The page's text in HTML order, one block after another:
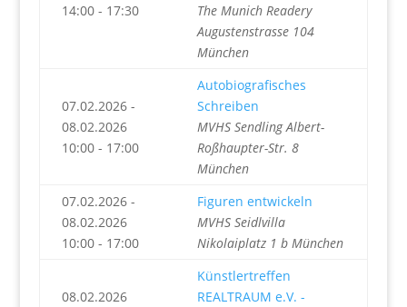
14:00 - 17:30
The Munich Readery
Augustenstrasse 104
München
07.02.2026 -
08.02.2026
10:00 - 17:00
Autobiografisches
Schreiben
MVHS Sendling Albert-
Roßhaupter-Str. 8
München
07.02.2026 -
08.02.2026
10:00 - 17:00
Figuren entwickeln
MVHS Seidlvilla
Nikolaiplatz 1 b München
08.02.2026
Künstlertreffen
REALTRAUM e.V. -